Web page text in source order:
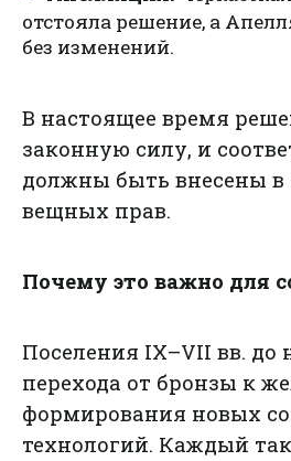
отстояла решение, а
без изменений.
В настоящее время
законную силу, и
должны быть внесены в
вещных прав.
Почему это важно для
Поселения IX–VII вв. до
перехода от бронзы к
формирования новых
технологий. Каждый